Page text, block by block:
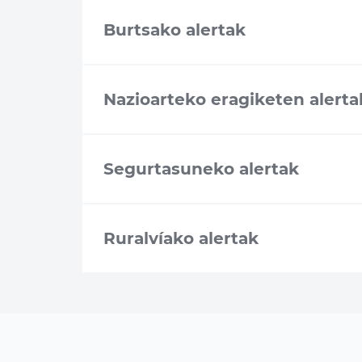
Burtsako alertak
Nazioarteko eragiketen
Segurtasuneko alertak
Ruralvíako alertak